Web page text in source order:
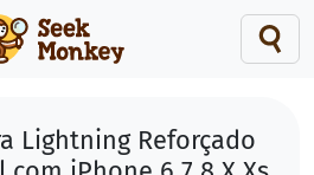
Lightning Reforçado